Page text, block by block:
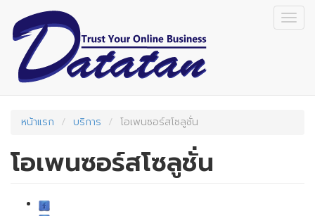
main
content
หน้าแรก บริการ โอเพนซอร์สโซลูชั่น
โอเพนซอร์สโซลูชั่น